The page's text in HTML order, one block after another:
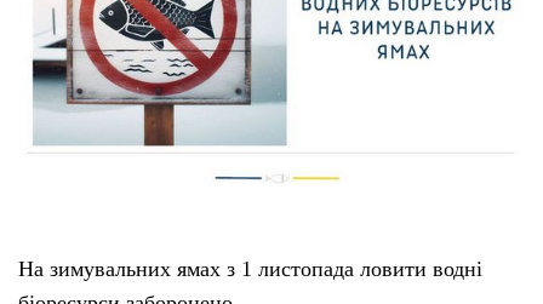
На зимувальних ямах з 1 листопада ловити водні